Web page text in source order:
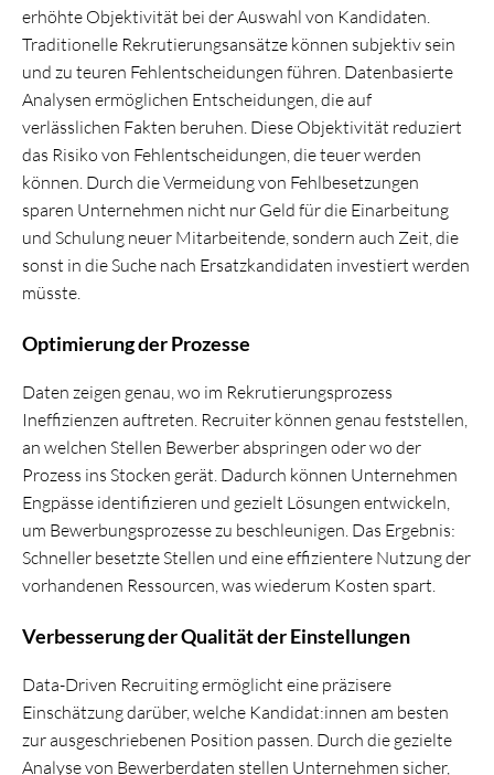
erhöhte Objektivität bei der Auswahl von Kandidaten.
Traditionelle Rekrutierungsansätze können subjektiv sein
und zu teuren Fehlentscheidungen führen. Datenbasierte
Analysen ermöglichen Entscheidungen, die auf
verlässlichen Fakten beruhen. Diese Objektivität reduziert
das Risiko von Fehlentscheidungen, die teuer werden
können. Durch die Vermeidung von Fehlbesetzungen
sparen Unternehmen nicht nur Geld für die Einarbeitung
und Schulung neuer Mitarbeitende, sondern auch Zeit, die
sonst in die Suche nach Ersatzkandidaten investiert werden
müsste.
Optimierung der Prozesse
Daten zeigen genau, wo im Rekrutierungsprozess
Ineffizienzen auftreten. Recruiter können genau feststellen,
an welchen Stellen Bewerber abspringen oder wo der
Prozess ins Stocken gerät. Dadurch können Unternehmen
Engpässe identifizieren und gezielt Lösungen entwickeln,
um Bewerbungsprozesse zu beschleunigen. Das Ergebnis:
Schneller besetzte Stellen und eine effizientere Nutzung der
vorhandenen Ressourcen, was wiederum Kosten spart.
Verbesserung der Qualität der Einstellungen
Data-Driven Recruiting ermöglicht eine präzisere
Einschätzung darüber, welche Kandidat:innen am besten
zur ausgeschriebenen Position passen. Durch die gezielte
Analyse von Bewerberdaten stellen Unternehmen sicher,